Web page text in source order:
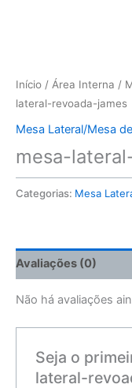
Início / Área Interna /
lateral-revoada-james
Mesa Lateral/Mesa
mesa-
Categorias: Mesa
Avaliações (0)
Não há avaliações
Seja o
lateral-